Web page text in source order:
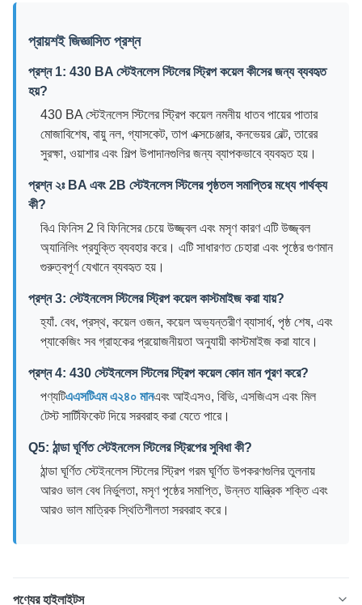
প্রায়শই জিজ্ঞাসিত প্রশ্ন
প্রশ্ন 1: 430 BA স্টেইনলেস স্টিলের স্ট্রিপ কয়েল কীসের জন্য ব্যবহৃত
হয়?
430 BA স্টেইনলেস স্টিলের স্ট্রিপ কয়েল নমনীয় ধাতব পায়ের পাতার
মোজাবিশেষ, বায়ু নল, গ্যাসকেট, তাপ এক্সচেঞ্জার, কনভেয়র বেল্ট, তারের
সুরক্ষা, ওয়াশার এবং শিল্প উপাদানগুলির জন্য ব্যাপকভাবে ব্যবহৃত হয়।
প্রশ্ন ২ঃ BA এবং 2B স্টেইনলেস স্টিলের পৃষ্ঠতল সমাপ্তির মধ্যে পার্থক্য
কী?
বিএ ফিনিস 2 বি ফিনিসের চেয়ে উজ্জ্বল এবং মসৃণ কারণ এটি উজ্জ্বল
অ্যানিলিং প্রযুক্তি ব্যবহার করে। এটি সাধারণত চেহারা এবং পৃষ্ঠের গুণমান
গুরুত্বপূর্ণ যেখানে ব্যবহৃত হয়।
প্রশ্ন 3: স্টেইনলেস স্টিলের স্ট্রিপ কয়েল কাস্টমাইজ করা যায়?
হ্যাঁ. বেধ, প্রস্থ, কয়েল ওজন, কয়েল অভ্যন্তরীণ ব্যাসার্ধ, পৃষ্ঠ শেষ, এবং
প্যাকেজিং সব গ্রাহকের প্রয়োজনীয়তা অনুযায়ী কাস্টমাইজ করা যাবে।
প্রশ্ন 4: 430 স্টেইনলেস স্টিলের স্ট্রিপ কয়েল কোন মান পূরণ করে?
পণ্যটিএএসটিএম এ২৪০ মানএবং আইএসও, বিভি, এসজিএস এবং মিল
টেস্ট সার্টিফিকেট দিয়ে সরবরাহ করা যেতে পারে।
Q5: ঠান্ডা ঘূর্ণিত স্টেইনলেস স্টিলের স্ট্রিপের সুবিধা কী?
ঠান্ডা ঘূর্ণিত স্টেইনলেস স্টিলের স্ট্রিপ গরম ঘূর্ণিত উপকরণগুলির তুলনায়
আরও ভাল বেধ নির্ভুলতা, মসৃণ পৃষ্ঠের সমাপ্তি, উন্নত যান্ত্রিক শক্তি এবং
আরও ভাল মাত্রিক স্থিতিশীলতা সরবরাহ করে।
পণ্যের হাইলাইটস